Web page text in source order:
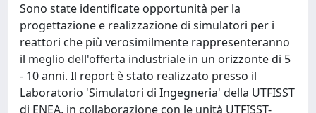
Sono state identificate opportunità per la
progettazione e realizzazione di simulatori per i
reattori che più verosimilmente rappresenteranno
il meglio dell'offerta industriale in un orizzonte di 5
- 10 anni. Il report è stato realizzato presso il
Laboratorio 'Simulatori di Ingegneria' della UTFISST
di ENEA, in collaborazione con le unità UTFISST-